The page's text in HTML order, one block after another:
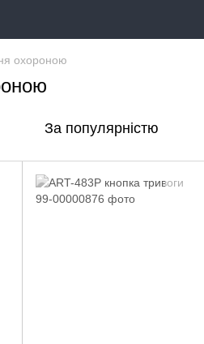
охороною
За популярністю